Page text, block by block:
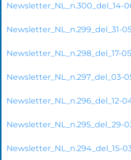
Newsletter_NL_n.300_del_14-
Newsletter_NL_n.299_del_31-
Newsletter_NL_n.298_del_17-
Newsletter_NL_n.297_del_03-
Newsletter_NL_n.296_del_12-
Newsletter_NL_n.295_del_29-
Newsletter_NL_n.294_del_15-